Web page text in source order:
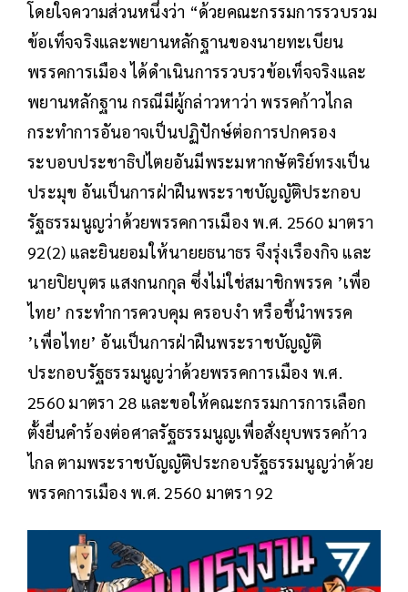
โดยใจความส่วนหนึ่งว่า “ด้วยคณะกรรมการรวบรวม
ข้อเท็จจริงและพยานหลักฐานของนายทะเบียน
พรรคการเมือง ได้ดำเนินการรวบรวข้อเท็จจริงและ
พยานหลักฐาน กรณีมีผู้กล่าวหาว่า พรรคก้าวไกล
กระทำการอันอาจเป็นปฏิปักษ์ต่อการปกครอง
ระบอบประชาธิปไตยอันมีพระมหากษัตริย์ทรงเป็น
ประมุข อันเป็นการฝ่าฝืนพระราชบัญญัติประกอบ
รัฐธรรมนูญว่าด้วยพรรคการเมือง พ.ศ. 2560 มาตรา
92(2) และยินยอมให้นายยธนาธร จึงรุ่งเรืองกิจ และ
นายปิยบุตร แสงกนกกุล ซึ่งไม่ใช่สมาชิกพรรค ’เพื่อ
ไทย’ กระทำการควบคุม ครอบงำ หรือชี้นำพรรค
’เพื่อไทย’ อันเป็นการฝ่าฝืนพระราชบัญญัติ
ประกอบรัฐธรรมนูญว่าด้วยพรรคการเมือง พ.ศ.
2560 มาตรา 28 และขอให้คณะกรรมการการเลือก
ตั้งยื่นคำร้องต่อศาลรัฐธรรมนูญเพื่อสั่งยุบพรรคก้าว
ไกล ตามพระราชบัญญัติประกอบรัฐธรรมนูญว่าด้วย
พรรคการเมือง พ.ศ. 2560 มาตรา 92